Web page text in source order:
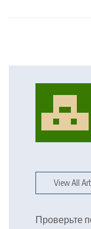
View All
Проверьте